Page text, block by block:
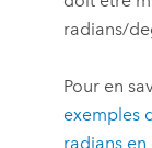
radians/
Pour en
exemples
radians en